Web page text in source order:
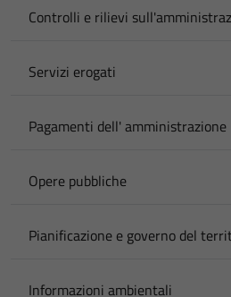
Controlli e rilievi
Servizi erogati
Pagamenti dell' amministrazione
Opere pubbliche
Pianificazione e governo del
Informazioni ambientali